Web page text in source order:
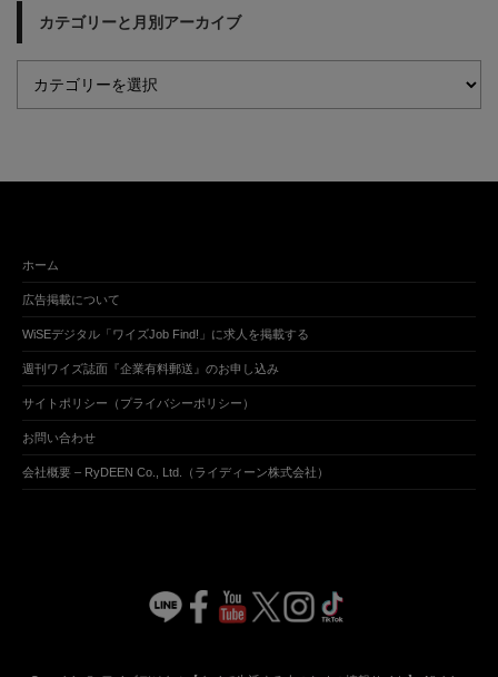
カテゴリーと月別アーカイブ
ホーム
広告掲載について
WiSEデジタル「ワイズJob Find!」に求人を掲載する
週刊ワイズ誌面『企業有料郵送』のお申し込み
サイトポリシー（プライバシーポリシー）
お問い合わせ
会社概要 – RyDEEN Co., Ltd.（ライディーン株式会社）